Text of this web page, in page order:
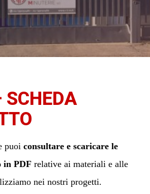
puoi consultare e scaricare le
in PDFrelative ai materiali e alle
nei nostri progetti.